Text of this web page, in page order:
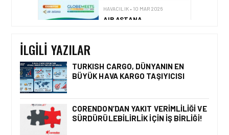
HAVACILIK • 10 MAR 2026
AIR ASTANA
HAVALIMANLARI’NDAN
CAPITAL 500 BAŞARISI!
İLGILI YAZILAR
TURKISH CARGO, DÜNYANIN EN
BÜYÜK HAVA KARGO TAŞIYICISI
CORENDON’DAN YAKIT VERIMLILIĞI VE
SÜRDÜRÜLEBILIRLIK IÇIN İŞ BIRLIĞI!